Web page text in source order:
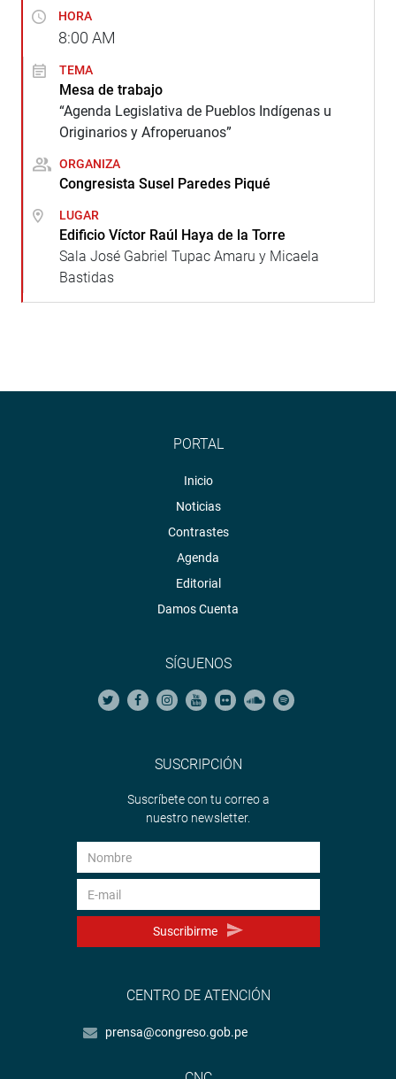
HORA
8:00 AM
TEMA
Mesa de trabajo
“Agenda Legislativa de Pueblos Indígenas u
Originarios y Afroperuanos”
ORGANIZA
Congresista Susel Paredes Piqué
LUGAR
Edificio Víctor Raúl Haya de la Torre
Sala José Gabriel Tupac Amaru y Micaela
Bastidas
PORTAL
Inicio
Noticias
Contrastes
Agenda
Editorial
Damos Cuenta
SÍGUENOS
SUSCRIPCIÓN
Suscríbete con tu correo a
nuestro newsletter.
Suscribirme
CENTRO DE ATENCIÓN
prensa@congreso.gob.pe